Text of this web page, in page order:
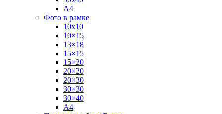
А4
Фото в рамке
10х10
10×15
13×18
15×15
15×20
20×20
20×30
30×30
30×40
A4